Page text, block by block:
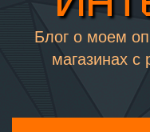
Блог о моем
магазинах с